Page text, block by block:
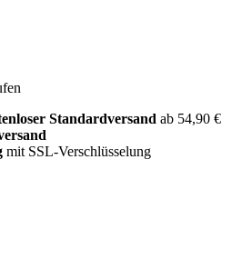
Standardversand ab 54,90 €
mit SSL-Verschlüsselung